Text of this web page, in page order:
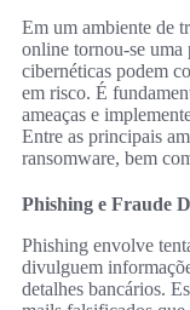
Em um ambiente de
online tornou-se uma
cibernéticas podem
em risco. É
ameaças e
Entre as principais
ransomware, bem
Phishing e Fraude
Phishing envolve
divulguem
detalhes bancários.